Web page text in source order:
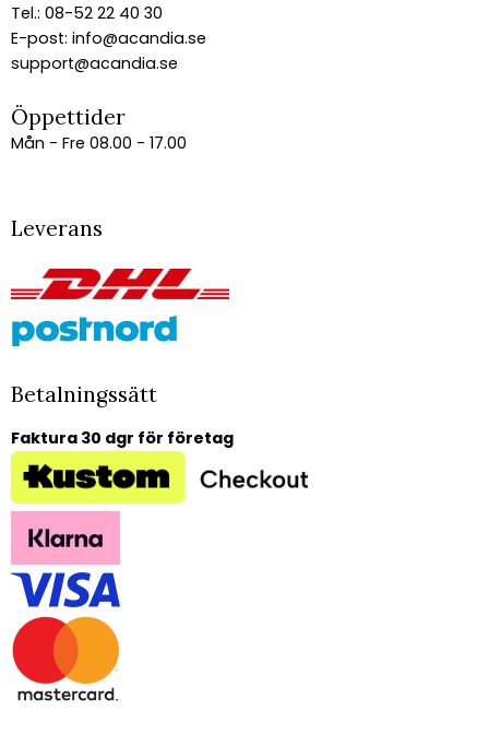
Tel.: 08-52 22 40 30
E-post: info@acandia.se
support@acandia.se
Öppettider
Mån - Fre 08.00 - 17.00
Leverans
Betalningssätt
Faktura 30 dgr för företag